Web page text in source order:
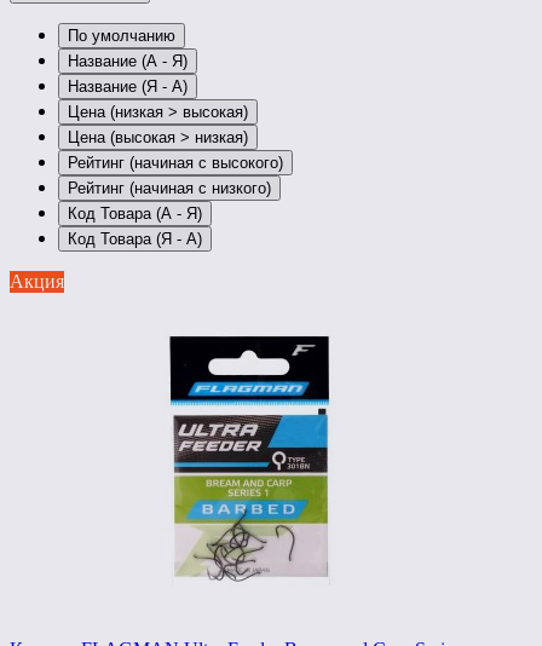
По умолчанию
Название (А - Я)
Название (Я - А)
Цена (низкая > высокая)
Цена (высокая > низкая)
Рейтинг (начиная с высокого)
Рейтинг (начиная с низкого)
Код Товара (А - Я)
Код Товара (Я - А)
Акция